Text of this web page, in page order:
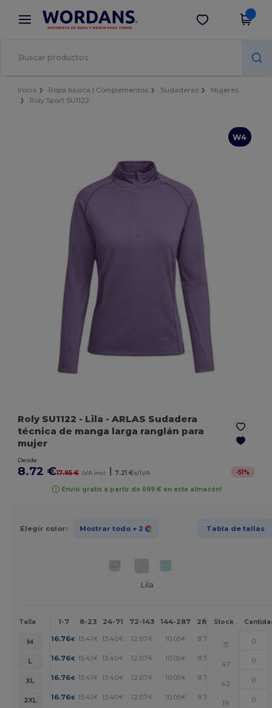
× App de Wordans
¡Mejores precios en app!
Descargar app
Inicio Ropa básica | Complementos Sudaderas
Mujeres
Roly Sport SU1122
W4
Roly SU1122 - Lila - ARLAS Sudadera
técnica de manga larga ranglán para
mujer
Desde
8.72 €17.95 € IVA incl. 7.21 €s/IVA -51%
Envío gratis a partir de 699 € en este almacén!
Elegir color: Mostrar todo + 2 Tabla de tallas
Lila
Talla 1-7 8-23 24-71 72-143 144-287 288 + Más
Stock
M 16.76€ 15.41€ 13.40€ 12.07€ 10.05€ 8.72 +
31
L
16.76€ 15.41€ 13.40€ 12.07€ 10.05€ 8.72 +
47
XL
16.76€ 15.41€ 13.40€ 12.07€ 10.05€ 8.72 +
42
2XL
16.76€ 15.41€ 13.40€ 12.07€ 10.05€ 8.72 +
19